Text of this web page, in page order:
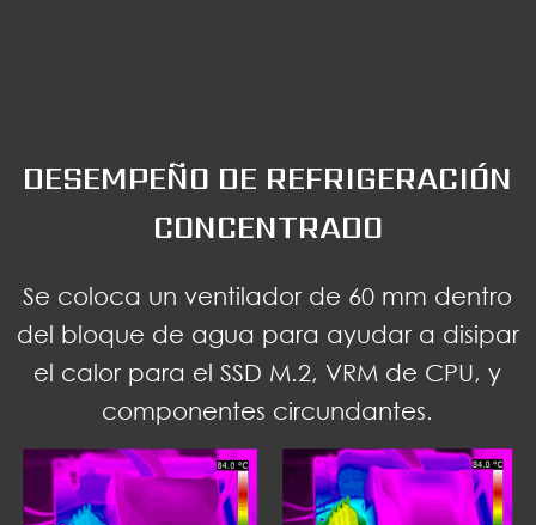
DESEMPEÑO DE REFRIGERACIÓN
CONCENTRADO
Se coloca un ventilador de 60 mm dentro
del bloque de agua para ayudar a disipar
el calor para el SSD M.2, VRM de CPU, y
componentes circundantes.